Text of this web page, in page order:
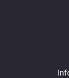
ministarstvu